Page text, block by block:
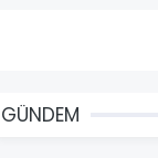
GÜNDEM